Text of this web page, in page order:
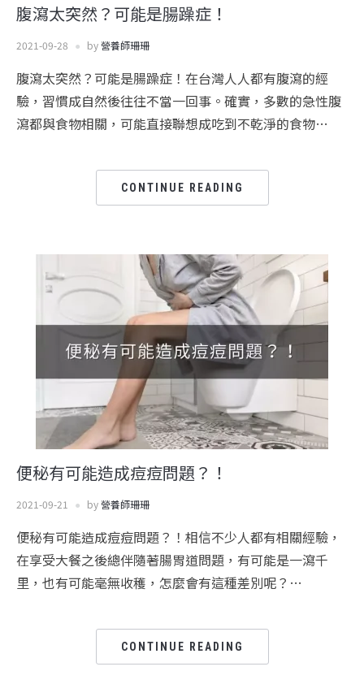
腹瀉太突然？可能是腸躁症！
2021-09-28 by營養師珊珊
腹瀉太突然？可能是腸躁症！在台灣人人都有腹瀉的經
驗，習慣成自然後往往不當一回事。確實，多數的急性腹
瀉都與食物相關，可能直接聯想成吃到不乾淨的食物…
CONTINUE READING
便秘有可能造成痘痘問題？！
2021-09-21 by營養師珊珊
便秘有可能造成痘痘問題？！相信不少人都有相關經驗，
在享受大餐之後總伴隨著腸胃道問題，有可能是一瀉千
里，也有可能毫無收穫，怎麼會有這種差別呢？…
CONTINUE READING